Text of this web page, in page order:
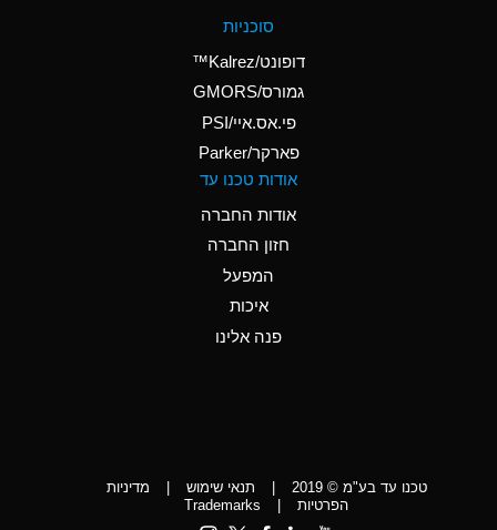
Ammonium Persulfate
Ammonium Phosphate
A
Ammonium Sulfate
*
Amyl Acetate (Banana
Aniline
D
סוכניות
דופונט/Kalrez™
גמורס/GMORS
פי.אס.איי/PSI
פארקר/Parker
אודות טכנו עד
אודות החברה
חזון החברה
המפעל
איכות
פנה אלינו
טכנו עד בע"מ © 2019 | תנאי שימוש |
מדיניות
הפרטיות
|
Trademarks